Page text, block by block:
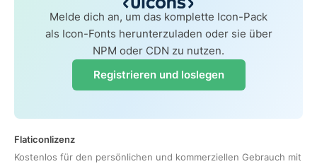
Melde dich an, um das komplette Icon-Pack
als Icon-Fonts herunterzuladen oder sie über
NPM oder CDN zu nutzen.
Registrieren und loslegen
Flaticonlizenz
Kostenlos für den persönlichen und kommerziellen Gebrauch mit